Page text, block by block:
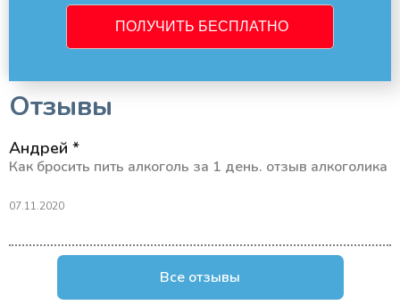
Отзывы
Андрей *
Как бросить пить алкоголь за 1 день. отзыв алкоголика
07.11.2020
Все отзывы